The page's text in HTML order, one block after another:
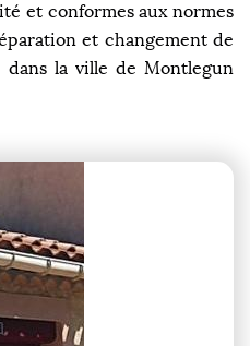
et conformes aux normes
et changement de
dans la ville de Montlegun